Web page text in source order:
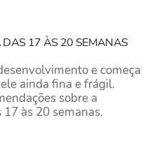
17 ÀS 20 SEMANAS
e começa
ainda fina e frágil.
sobre a
às 20 semanas.